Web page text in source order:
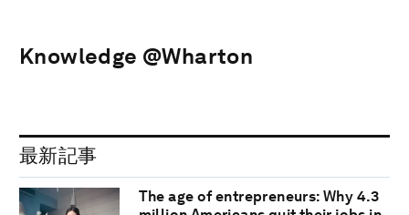
Knowledge @Wharton
最新記事
The age of entrepreneurs: Why 4.3